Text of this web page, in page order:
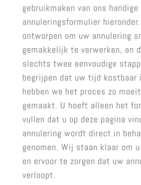
gebruikmaken van ons handige
annuleringsformulier
ontworpen om uw annulering
gemakkelijk te verwerken, en
slechts twee eenvoudige
begrijpen dat uw tijd kostbaar
hebben we het proces zo
gemaakt. U hoeft alleen het
vullen dat u op deze pagina
annulering wordt direct in
genomen. Wij staan klaar om
en ervoor te zorgen dat uw
verloopt.